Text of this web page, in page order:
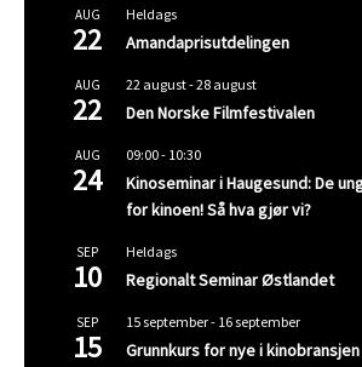
AUG
22
Heldags
Amandaprisutdelingen
AUG
22
22 august-28 august
Den Norske Filmfestivalen
AUG
24
09:00- 10:30
Kinoseminar i Haugesund: De
for kinoen! Så hva gjør vi?
SEP
10
Heldags
Regionalt Seminar Østlandet
SEP
15
15 september- 16 september
Grunnkurs for nye i kinobransjen